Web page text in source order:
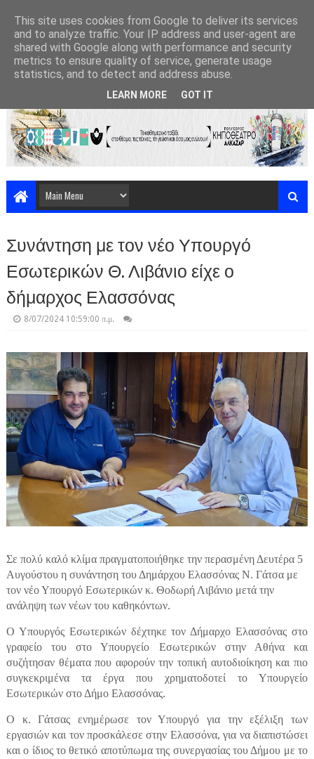
Συνάντηση με τον νέο Υπουργό
Εσωτερικών Θ. Λιβάνιο είχε ο
δήμαρχος Ελασσόνας
8/07/2024 10:59:00 π.μ.
Σε πολύ καλό κλίμα πραγματοποιήθηκε την περασμένη Δευτέρα 5
Αυγούστου η συνάντηση του Δημάρχου Ελασσόνας Ν. Γάτσα με
τον νέο Υπουργό Εσωτερικών κ. Θοδωρή Λιβάνιο μετά την
ανάληψη των νέων του καθηκόντων.
Ο Υπουργός Εσωτερικών δέχτηκε τον Δήμαρχο Ελασσόνας στο
γραφείο του στο Υπουργείο Εσωτερικών στην Αθήνα και
συζήτησαν θέματα που αφορούν την τοπική αυτοδιοίκηση και πιο
συγκεκριμένα τα έργα που χρηματοδοτεί το Υπουργείο
Εσωτερικών στο Δήμο Ελασσόνας.
Ο κ. Γάτσας ενημέρωσε τον Υπουργό για την εξέλιξη των
εργασιών και τον προσκάλεσε στην Ελασσόνα, για να διαπιστώσει
και ο ίδιος το θετικό αποτύπωμα της συνεργασίας του Δήμου με το
This site uses cookies from Google to deliver its services
and to analyze traffic. Your IP address and user-agent are
shared with Google along with performance and security
metrics to ensure quality of service, generate usage
statistics, and to detect and address abuse.
LEARN MORE GOT IT